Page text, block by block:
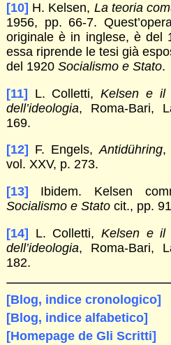
[10] H. Kelsen, La teoria
1956, pp. 66-7.
originale è in inglese, è del
essa riprende le tesi già
del 1920 Socialismo e Stato.
[11] L. Colletti,Kelsen e il
dell’ideologia, Roma-Bari,
169.
[12]
F. Engels,Antidühring,
vol. XXV, p. 273.
[13]
Ibidem. Kelsen
Socialismo e Statocit., pp.
[14] L. Colletti, Kelsen e il
dell’ideologia, Roma-Bari,
182.
[Blog, indice cronologico]
[Blog, indice alfabetico]
[Homepage de Gli Scritti]